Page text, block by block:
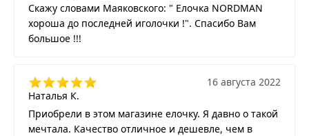
Скажу словами Маяковского: " Елочка NORDMAN
хороша до последней иголочки !". Спасибо Вам
большое !!!
Наталья К.
16 августа 2022
Приобрели в этом магазине елочку. Я давно о такой
мечтала. Качество отличное и дешевле, чем в